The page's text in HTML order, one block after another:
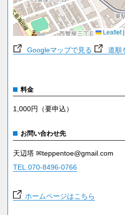
Leaflet |
Googleマップで見る 道順
料金
1,000円（要申込）
お問い合わせ先
天辺塔 ✉teppentoe@gmail.com
TEL.070-8496-0766
ホームページはこちら